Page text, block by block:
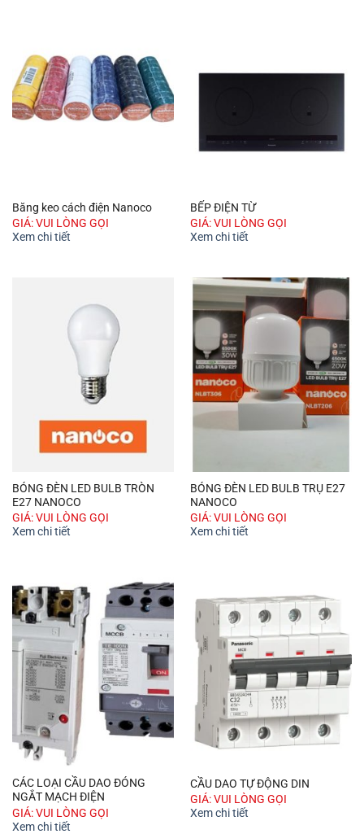
Băng keo cách điện Nanoco
GIÁ: VUI LÒNG GỌI
Xem chi tiết
BẾP ĐIỆN TỪ
GIÁ: VUI LÒNG GỌI
Xem chi tiết
BÓNG ĐÈN LED BULB TRÒN
E27 NANOCO
GIÁ: VUI LÒNG GỌI
Xem chi tiết
BÓNG ĐÈN LED BULB TRỤ E27
NANOCO
GIÁ: VUI LÒNG GỌI
Xem chi tiết
CÁC LOẠI CẦU DAO ĐÓNG
NGẮT MẠCH ĐIỆN
GIÁ: VUI LÒNG GỌI
Xem chi tiết
CẦU DAO TỰ ĐỘNG DIN
GIÁ: VUI LÒNG GỌI
Xem chi tiết